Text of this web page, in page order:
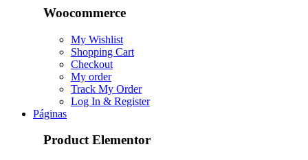
Woocommerce
My Wishlist
Shopping Cart
Checkout
My order
Track My Order
Log In & Register
Páginas
Product Elementor